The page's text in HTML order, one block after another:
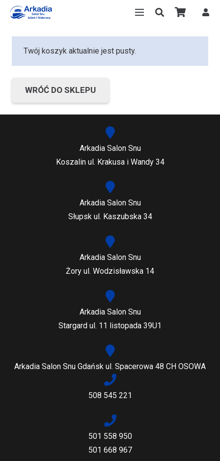
Twój koszyk aktualnie jest pusty.
WRÓĆ DO SKLEPU
Arkadia Salon Snu
Koszalin ul. Krakusa i Wandy 34
Arkadia Salon Snu
Słupsk ul. Kaszubska 34
Arkadia Salon Snu
Żory ul. Wodzisławska 14
Arkadia Salon Snu
Stargard ul. 11 listopada 39U1
Arkadia Salon Snu Gdańsk ul. Spacerowa 48 CH OSOWA
508 545 221
501 558 950
501 668 967